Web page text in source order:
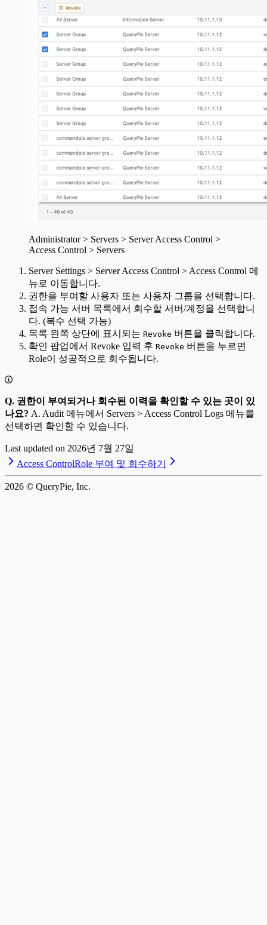
Administrator > Servers > Server Access Control >
Access Control > Servers
Server Settings > Server Access Control > Access Control 메
뉴로 이동합니다.
권한을 부여할 사용자 또는 사용자 그룹을 선택합니다.
접속 가능 서버 목록에서 회수할 서버/계정을 선택합니
다. (복수 선택 가능)
목록 왼쪽 상단에 표시되는 Revoke 버튼을 클릭합니다.
확인 팝업에서 Revoke 입력 후 Revoke 버튼을 누르면
Role이 성공적으로 회수됩니다.
Q. 권한이 부여되거나 회수된 이력을 확인할 수 있는 곳이 있
나요? A. Audit 메뉴에서 Servers > Access Control Logs 메뉴를
선택하면 확인할 수 있습니다.
Last updated on 2026년 7월 27일
Access ControlRole 부여 및 회수하기
2026 © QueryPie, Inc.